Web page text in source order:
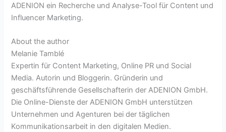
ADENION ein Recherche und Analyse-Tool für Content und
Influencer Marketing.
About the author
Melanie Tamblé
Expertin für Content Marketing, Online PR und Social
Media. Autorin und Bloggerin. Gründerin und
geschäftsführende Gesellschafterin der ADENION GmbH.
Die Online-Dienste der ADENION GmbH unterstützen
Unternehmen und Agenturen bei der täglichen
Kommunikationsarbeit in den digitalen Medien.